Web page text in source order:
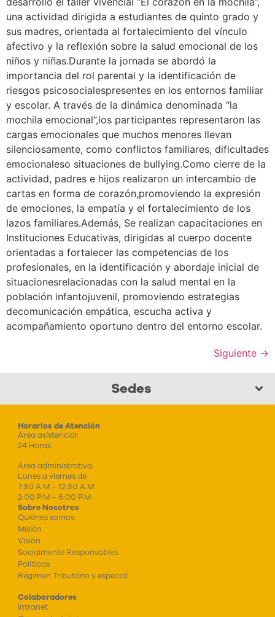
una actividad dirigida a estudiantes de quinto grado y
sus madres, orientada al fortalecimiento del vínculo
afectivo y la reflexión sobre la salud emocional de los
niños y niñas.Durante la jornada se abordó la
importancia del rol parental y la identificación de
riesgos psicosocialespresentes en los entornos familiar
y escolar. A través de la dinámica denominada “la
mochila emocional”,los participantes representaron las
cargas emocionales que muchos menores llevan
silenciosamente, como conflictos familiares, dificultades
emocionaleso situaciones de bullying.Como cierre de la
actividad, padres e hijos realizaron un intercambio de
cartas en forma de corazón,promoviendo la expresión
de emociones, la empatía y el fortalecimiento de los
lazos familiares.Además, Se realizan capacitaciones en
Instituciones Educativas, dirigidas al cuerpo docente
orientadas a fortalecer las competencias de los
profesionales, en la identificación y abordaje inicial de
situacionesrelacionadas con la salud mental en la
población infantojuvenil, promoviendo estrategias
decomunicación empática, escucha activa y
acompañamiento oportuno dentro del entorno escolar.
Siguiente →
Sedes
Horarios de Atención
Área asistencial:
24 Horas
Área administrativa:
Lunes a viernes de
7:30 A.M – 12:30 A.M
2:00 P.M – 6:00 P.M
Sobre Nosotros
Quiénes somos
Misión
Visión
Socialmente Responsables
Políticas
Régimen Tributario y especial
Colaboradores
Intranet